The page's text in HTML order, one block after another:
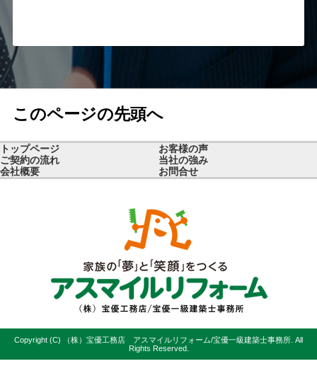
このページの先頭へ
トップページ
お客様の声
ご契約の流れ
当社の強み
会社概要
お問合せ
Copyright (C) （株）宝優工務店 アスマイルリフォーム/宝優一級建築士事務所. All
Rights Reserved.